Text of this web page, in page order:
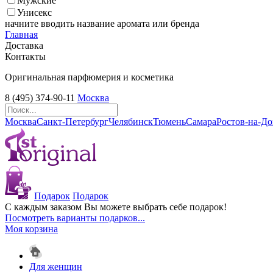
Унисекс
начните вводить название аромата или бренда
Главная
Доставка
Контакты
Оригинальная парфюмерия и косметика
8 (495) 374-90-11 Москва
МоскваСанкт-ПетербургЧелябинскТюменьСамараРостов-на-
Подарок Подарок
С каждым заказом Вы можете выбрать себе подарок!
Посмотреть варианты подарков...
Моя корзина
Для женщин